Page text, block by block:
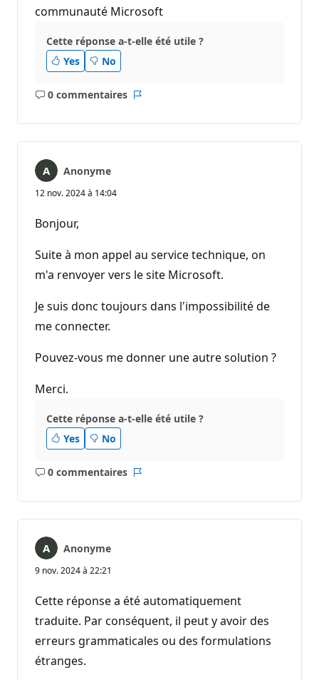
communauté Microsoft
Cette réponse a-t-elle été utile ?
Yes
No
0 commentaires
Aucun
Anonyme
12 nov. 2024 à 14:04
Bonjour,
Suite à mon appel au service technique, on
m'a renvoyer vers le site Microsoft.
Je suis donc toujours dans l'impossibilité de
me connecter.
Pouvez-vous me donner une autre solution ?
Merci.
Cette réponse a-t-elle été utile ?
Yes
No
0 commentaires
Aucun
Anonyme
9 nov. 2024 à 22:21
Cette réponse a été automatiquement
traduite. Par conséquent, il peut y avoir des
erreurs grammaticales ou des formulations
étranges.